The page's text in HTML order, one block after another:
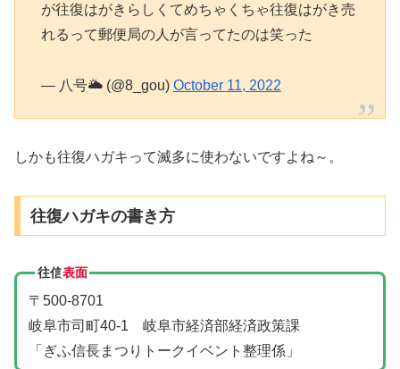
が往復はがきらしくてめちゃくちゃ往復はがき売
れるって郵便局の人が言ってたのは笑った
— 八号🌥️ (@8_gou) October 11, 2022
しかも往復ハガキって滅多に使わないですよね～。
往復ハガキの書き方
往信表面
〒500-8701
岐阜市司町40-1 岐阜市経済部経済政策課
「ぎふ信長まつりトークイベント整理係」